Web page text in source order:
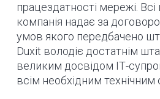
працездатності мережі. Всі
компанія надає за
умов якого передбачено
Duxit володіє достатнім
великим досвідом ІТ-
всім необхідним